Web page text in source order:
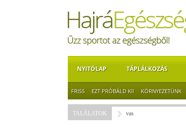
NYITÓLAP TÁPLÁLKOZÁS
FRISS EZT PRÓBÁLD KI! KÖRNYEZETÜNK
TALÁLATOK vas